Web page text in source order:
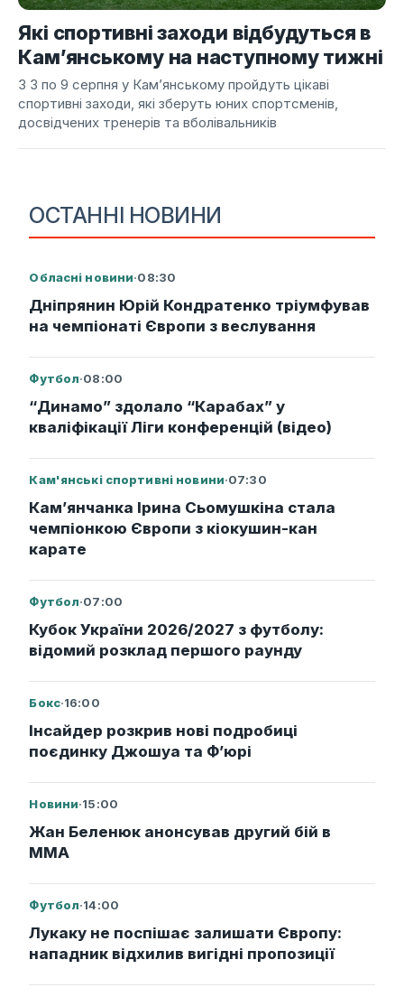
ОСТАННІ НОВИНИ
Обласні новини·08:30
Дніпрянин Юрій Кондратенко тріумфував
на чемпіонаті Європи з веслування
Футбол·08:00
“Динамо” здолало “Карабах” у
кваліфікації Ліги конференцій (відео)
Кам'янські спортивні новини·07:30
Кам’янчанка Ірина Сьомушкіна стала
чемпіонкою Європи з кіокушин-кан
карате
Футбол·07:00
Кубок України 2026/2027 з футболу:
відомий розклад першого раунду
Бокс·16:00
Інсайдер розкрив нові подробиці
поєдинку Джошуа та Ф’юрі
Новини·15:00
Жан Беленюк анонсував другий бій в
ММА
Футбол·14:00
Лукаку не поспішає залишати Європу:
нападник відхилив вигідні пропозиції
Які спортивні заходи відбудуться в
Кам’янському на наступному тижні
З 3 по 9 серпня у Кам’янському пройдуть цікаві
спортивні заходи, які зберуть юних спортсменів,
досвідчених тренерів та вболівальників